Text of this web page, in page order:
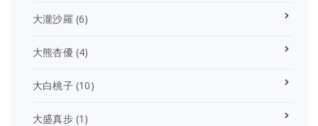
大瀧沙羅 (6)
大熊杏優(4)
大白桃子(10)
大盛真歩(1)